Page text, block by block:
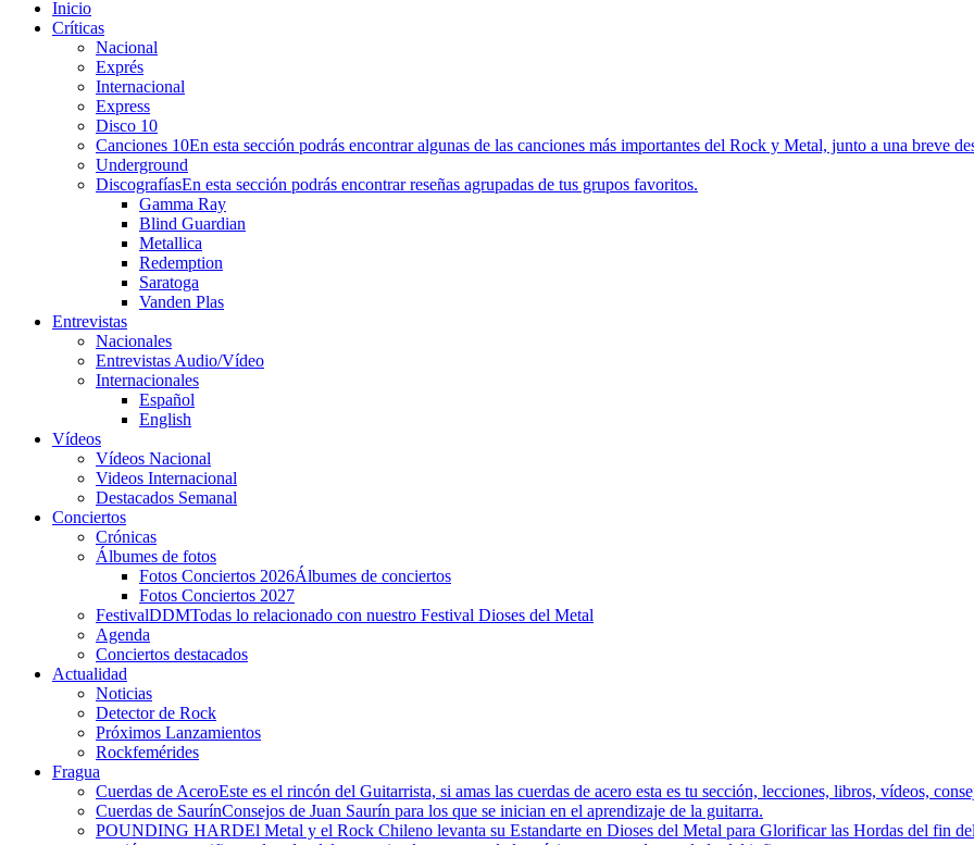
Inicio
Críticas
Nacional
Exprés
Internacional
Express
Disco 10
Canciones 10En esta sección podrás encontrar algunas de las canciones más importantes del Rock y Metal, junto a una breve
Underground
DiscografíasEn esta sección podrás encontrar reseñas agrupadas de tus grupos favoritos.
Gamma Ray
Blind Guardian
Metallica
Redemption
Saratoga
Vanden Plas
Entrevistas
Nacionales
Entrevistas Audio/Vídeo
Internacionales
Español
English
Vídeos
Vídeos Nacional
Videos Internacional
Destacados Semanal
Conciertos
Crónicas
Álbumes de fotos
Fotos Conciertos 2026Álbumes de conciertos
Fotos Conciertos 2027
FestivalDDMTodas lo relacionado con nuestro Festival Dioses del Metal
Agenda
Conciertos destacados
Actualidad
Noticias
Detector de Rock
Próximos Lanzamientos
Rockfemérides
Fragua
Cuerdas de AceroEste es el rincón del Guitarrista, si amas las cuerdas de acero esta es tu sección, lecciones, libros, vídeos,
Cuerdas de SaurínConsejos de Juan Saurín para los que se inician en el aprendizaje de la guitarra.
POUNDING HARDEl Metal y el Rock Chileno levanta su Estandarte en Dioses del Metal para Glorificar las Hordas del fin